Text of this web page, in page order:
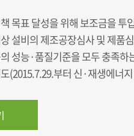
목표 달성을 위해 보조금을
설비의 제조공장심사 및 제품
성능·품질기준을 모두 충족
(2015.7.29.부터 신·재생에너